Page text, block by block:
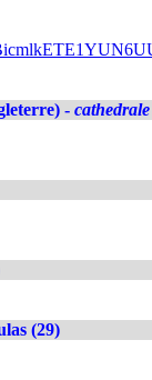
- cathedrale
(29)